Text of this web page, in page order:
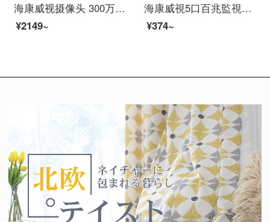
海康威视摄像头 300万网络高清数字降噪 内置麦克风带录音 POE红外夜视网络半球摄像机DS-IPC-T13H2-I2.8mm
¥2149~
海康威視5口百兆監視スイッチ非ネットワーク管理DS-3 E 0105-E
¥374~